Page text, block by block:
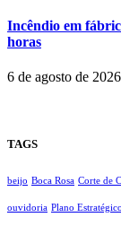
Incêndio em
horas
6 de agosto de 2026
TAGS
beijo Boca Rosa Corte de
ouvidoria Plano Estratégico